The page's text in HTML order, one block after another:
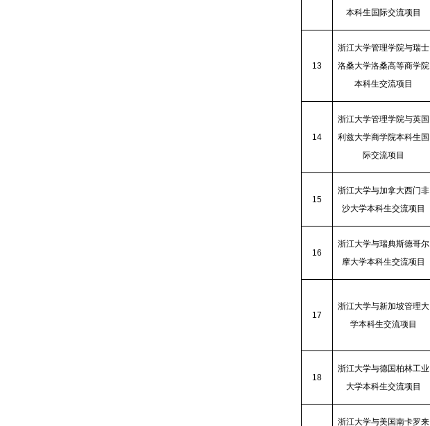
本科生国际交流项目
13
浙江大学管理学院与瑞士
洛桑大学洛桑高等商学院
本科生交流项目
14
浙江大学管理学院与英国
利兹大学商学院本科生国
际交流项目
15
浙江大学与加拿大西门非
沙大学本科生交流项目
16
浙江大学与瑞典斯德哥尔
摩大学本科生交流项目
17
浙江大学与新加坡管理大
学本科生交流项目
18
浙江大学与德国柏林工业
大学本科生交流项目
浙江大学与美国南卡罗来